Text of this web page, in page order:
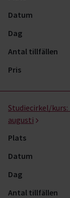
Datum
Dag
Antal tillfällen
Pris
Studiecirkel/kurs:
augusti
Plats
Datum
Dag
Antal tillfällen